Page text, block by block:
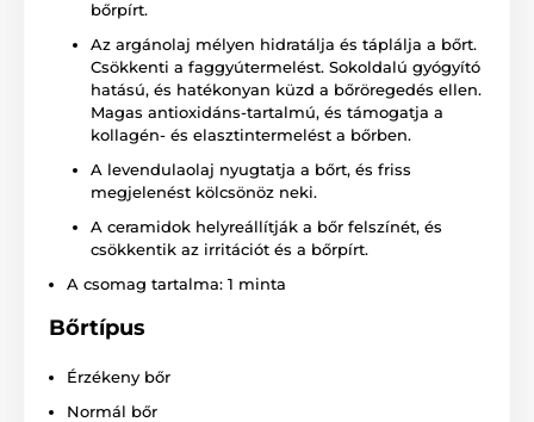
bőrpírt.
Az argánolaj mélyen hidratálja és táplálja a bőrt.
Csökkenti a faggyútermelést. Sokoldalú gyógyító
hatású, és hatékonyan küzd a bőröregedés ellen.
Magas antioxidáns-tartalmú, és támogatja a
kollagén- és elasztintermelést a bőrben.
A levendulaolaj nyugtatja a bőrt, és friss
megjelenést kölcsönöz neki.
A ceramidok helyreállítják a bőr felszínét, és
csökkentik az irritációt és a bőrpírt.
A csomag tartalma: 1 minta
Bőrtípus
Érzékeny bőr
Normál bőr